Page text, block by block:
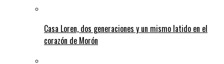
Casa Loren, dos generaciones y un mismo latido en el
corazón de Morón